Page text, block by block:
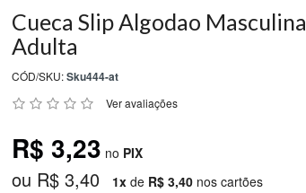
Cueca Slip Algodao Masculina
Adulta
CÓD/SKU:Sku444-at
Ver avaliações
R$ 3,23 no PIX
ou R$ 3,40 1xde R$ 3,40nos cartões